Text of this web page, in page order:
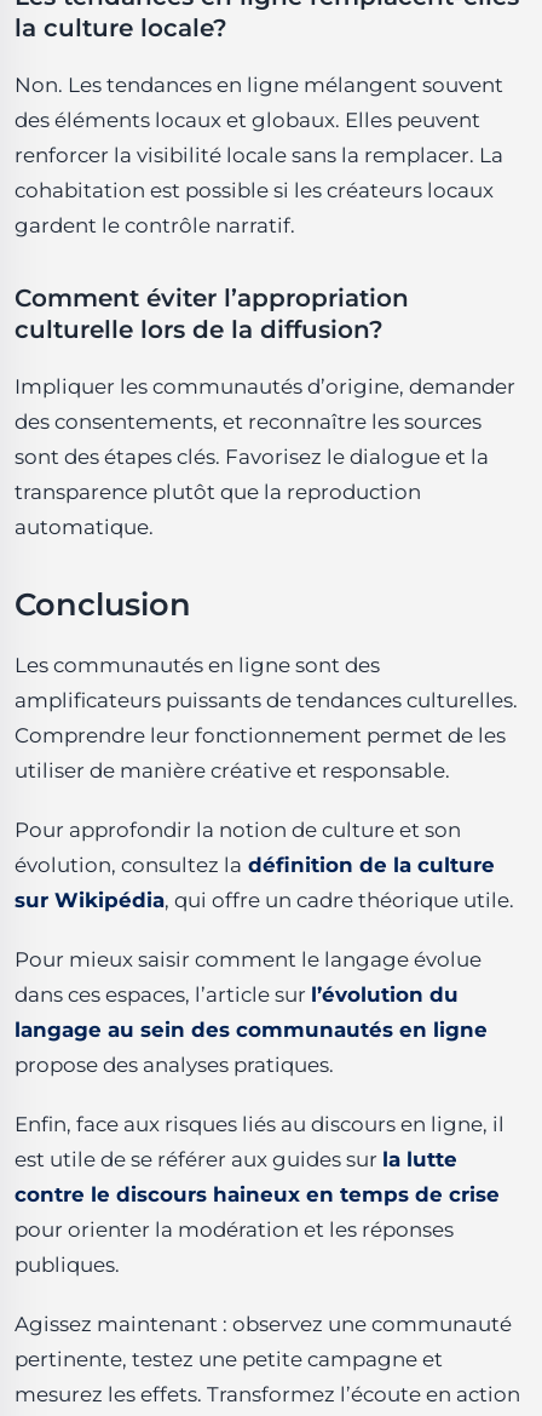
la culture locale?
Non. Les tendances en ligne mélangent souvent
des éléments locaux et globaux. Elles peuvent
renforcer la visibilité locale sans la remplacer. La
cohabitation est possible si les créateurs locaux
gardent le contrôle narratif.
Comment éviter l’appropriation
culturelle lors de la diffusion?
Impliquer les communautés d’origine, demander
des consentements, et reconnaître les sources
sont des étapes clés. Favorisez le dialogue et la
transparence plutôt que la reproduction
automatique.
Conclusion
Les communautés en ligne sont des
amplificateurs puissants de tendances culturelles.
Comprendre leur fonctionnement permet de les
utiliser de manière créative et responsable.
Pour approfondir la notion de culture et son
évolution, consultez la définition de la culture
sur Wikipédia, qui offre un cadre théorique utile.
Pour mieux saisir comment le langage évolue
dans ces espaces, l’article sur l’évolution du
langage au sein des communautés en ligne
propose des analyses pratiques.
Enfin, face aux risques liés au discours en ligne, il
est utile de se référer aux guides sur la lutte
contre le discours haineux en temps de crise
pour orienter la modération et les réponses
publiques.
Agissez maintenant : observez une communauté
pertinente, testez une petite campagne et
mesurez les effets. Transformez l’écoute en action